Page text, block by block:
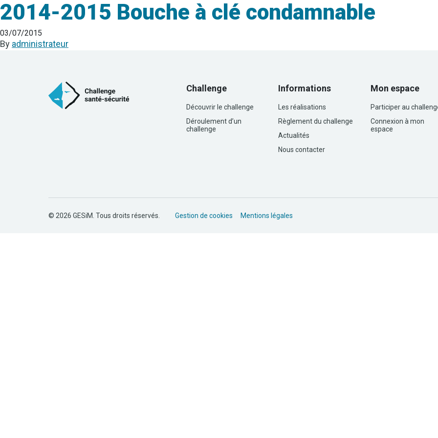
2014-2015 Bouche à clé condamnable
03/07/2015
By administrateur
Challenge
Découvrir le challenge
Déroulement d’un
challenge
Informations
Les réalisations
Règlement du challenge
Actualités
Nous contacter
Mon espace
Participer au
Connexion à mon
espace
© 2026 GESiM. Tous droits réservés. Gestion de cookies Mentions légales